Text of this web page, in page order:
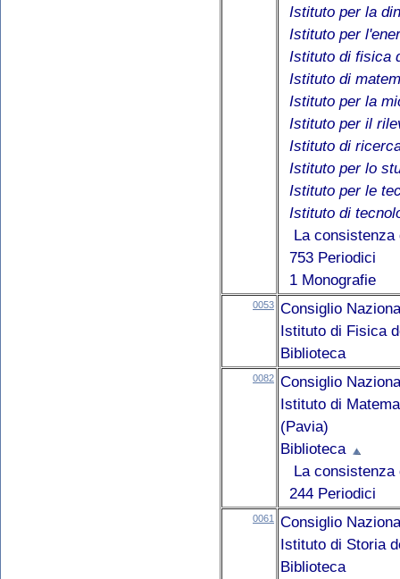
Istituto per la
Istituto per
Istituto di fisica
Istituto di
Istituto per la
Istituto per il
Istituto di
Istituto per lo
Istituto per le
Istituto di
La
753 Periodici
1 Monografie
0053 Consiglio
Istituto di Fisica
Biblioteca
0082 Consiglio
Istituto di
(Pavia)
Biblioteca
La
244 Periodici
0061
Consiglio
Istituto di Storia
Biblioteca